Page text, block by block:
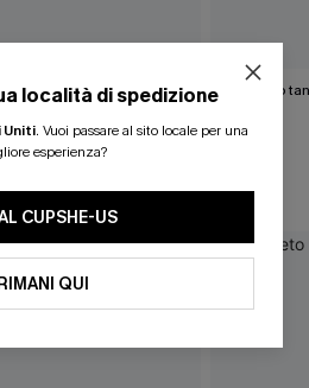
Bikini color marrone cacao Completo
40,00 €
ANCHE
località di spedizione
. Vuoi passare al sito locale per una
esperienza?
CUPSHE-US
QUI